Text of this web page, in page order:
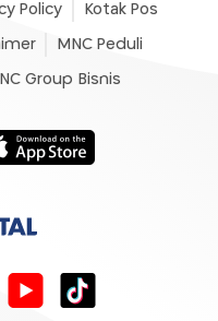
Policy Kotak Pos
MNC Peduli
Group Bisnis